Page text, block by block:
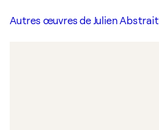
Autres œuvres de Julien Abstrait